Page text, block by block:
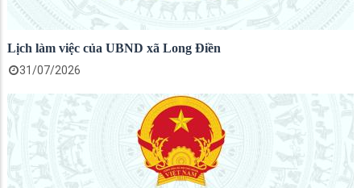
Lịch làm việc của UBND xã Long Điền
31/07/2026